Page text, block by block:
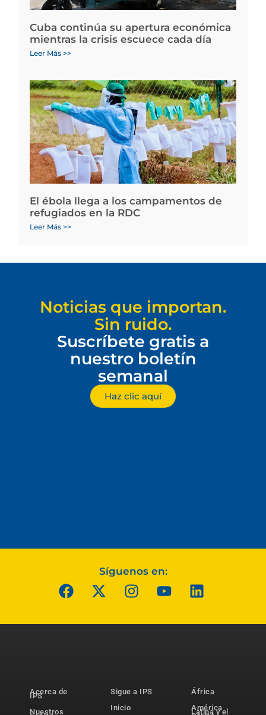
Cuba continúa su apertura económica
mientras la crisis escuece cada día
Leer Más >>
El ébola llega a los campamentos de
refugiados en la RDC
Leer Más >>
Noticias que importan.
Sin ruido.
Suscríbete gratis a
nuestro boletín
semanal
Haz clic aquí
Síguenos en:
Acerca de
IPS
Nuestros
Sigue a IPS
Inicio
África
América
Latina y el